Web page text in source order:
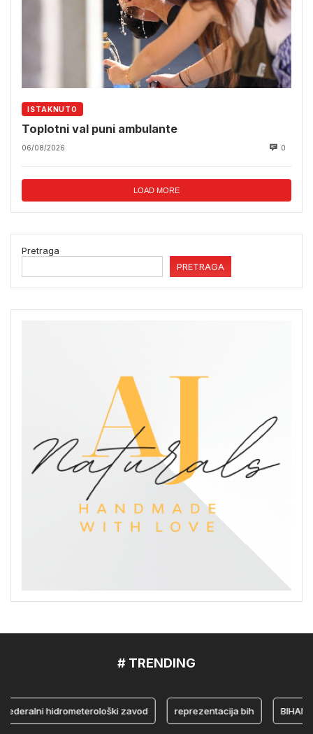
ISTAKNUTO
Toplotni val puni ambulante
06/08/2026 0
LOAD MORE
Pretraga
PRETRAGA
# TRENDING
hidrometerološki zavod reprezentacija bih BIHAMK